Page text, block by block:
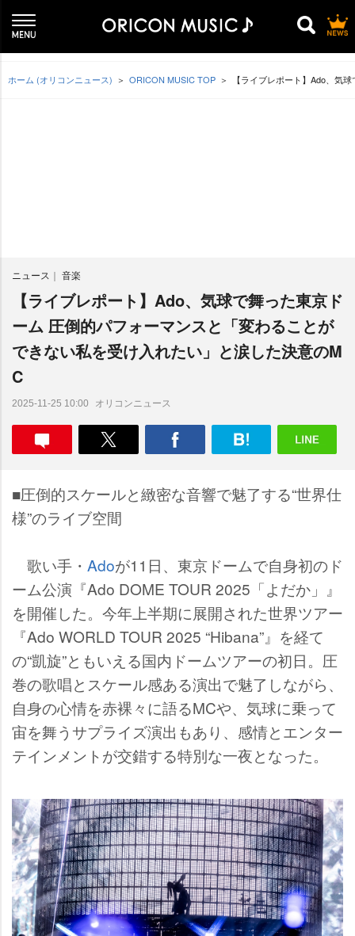
ホーム (オリコンニュース) ORICON MUSIC TOP 【ライブレポート】Ado、気
ニュース 音楽
【ライブレポート】Ado、気球で舞った東京ド
ーム 圧倒的パフォーマンスと「変わることが
できない私を受け入れたい」と涙した決意のM
C
2025-11-25 10:00 オリコンニュース
■圧倒的スケールと緻密な音響で魅了する“世界仕
様”のライブ空間
歌い手・ Adoが11日、東京ドームで自身初のド
ーム公演『Ado DOME TOUR 2025「よだか」』
を開催した。今年上半期に展開された世界ツアー
『Ado WORLD TOUR 2025 “Hibana”』を経て
の“凱旋”ともいえる国内ドームツアーの初日。圧
巻の歌唱とスケール感ある演出で魅了しながら、
自身の心情を赤裸々に語るMCや、気球に乗って
宙を舞うサプライズ演出もあり、感情とエンター
テインメントが交錯する特別な一夜となった。